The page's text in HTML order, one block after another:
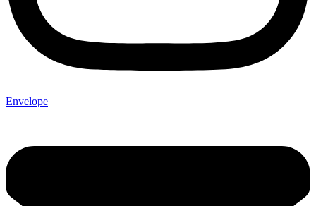
Envelope